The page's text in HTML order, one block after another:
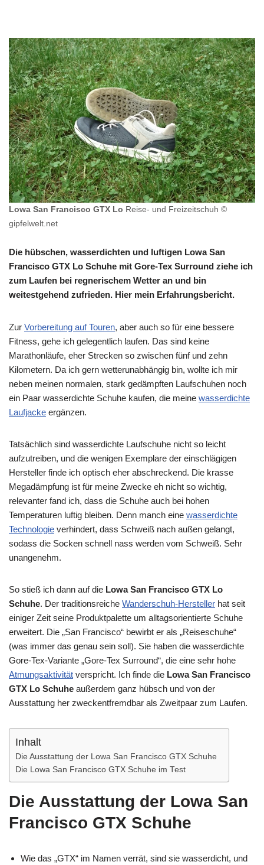
Lowa San Francisco GTX Lo Reise- und Freizeitschuh ©
gipfelwelt.net
Die hübschen, wasserdichten und luftigen Lowa San
Francisco GTX Lo Schuhe mit Gore-Tex Surround ziehe ich
zum Laufen bei regnerischem Wetter an und bin
weitestgehend zufrieden. Hier mein Erfahrungsbericht.
Zur Vorbereitung auf Touren, aber auch so für eine bessere
Fitness, gehe ich gelegentlich laufen. Das sind keine
Marathonläufe, eher Strecken so zwischen fünf und zehn
Kilometern. Da ich gern wetterunabhängig bin, wollte ich mir
neben meinen normalen, stark gedämpften Laufschuhen noch
ein Paar wasserdichte Schuhe kaufen, die meine wasserdichte
Laufjacke ergänzen.
Tatsächlich sind wasserdichte Laufschuhe nicht so leicht
aufzutreiben, und die wenigen Exemplare der einschlägigen
Hersteller finde ich optisch eher abschreckend. Die krasse
Megadämpfung ist für meine Zwecke eh nicht so wichtig,
relevanter fand ich, dass die Schuhe auch bei hohen
Temperaturen luftig bleiben. Denn manch eine wasserdichte
Technologie verhindert, dass Schweiß nach außen gelangt,
sodass die Socken schnell nass werden vom Schweiß. Sehr
unangenehm.
So stieß ich dann auf die Lowa San Francisco GTX Lo
Schuhe. Der traditionsreiche Wanderschuh-Hersteller hat seit
einiger Zeit seine Produktpalette um alltagsorientierte Schuhe
erweitert. Die „San Francisco“ bewirbt er als „Reiseschuhe“
(was immer das genau sein soll). Sie haben die wasserdichte
Gore-Tex-Variante „Gore-Tex Surround“, die eine sehr hohe
Atmungsaktivität verspricht. Ich finde die Lowa San Francisco
GTX Lo Schuhe außerdem ganz hübsch und von der
Ausstattung her zweckentfremdbar als Zweitpaar zum Laufen.
Inhalt
Die Ausstattung der Lowa San Francisco GTX Schuhe
Die Lowa San Francisco GTX Schuhe im Test
Die Ausstattung der Lowa San
Francisco GTX Schuhe
Wie das „GTX“ im Namen verrät, sind sie wasserdicht, und